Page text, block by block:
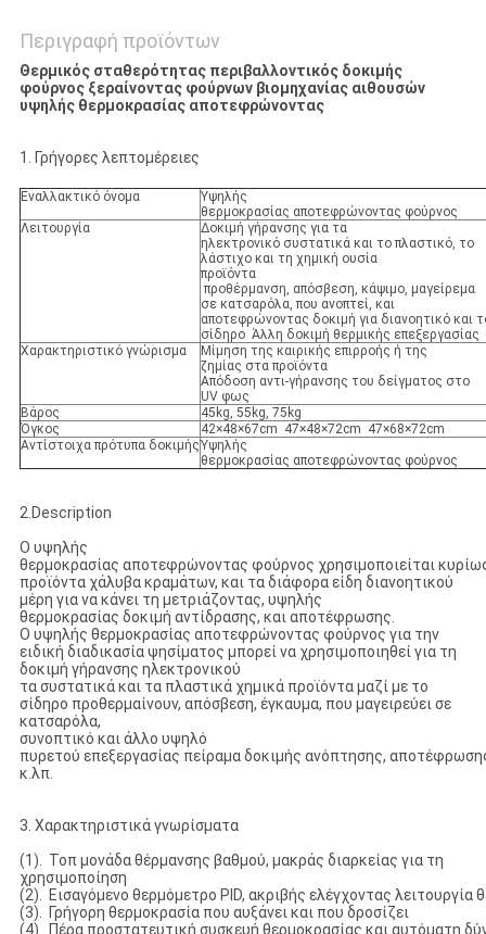
Περιγραφή προϊόντων
Θερμικός σταθερότητας περιβαλλοντικός δοκιμής
φούρνος ξεραίνοντας φούρνων βιομηχανίας αιθουσών
υψηλής θερμοκρασίας αποτεφρώνοντας
1. Γρήγορες λεπτομέρειες
Εναλλακτικό όνομα
Υψηλής
θερμοκρασίας αποτεφρώνοντας φούρνος
Λειτουργία
Δοκιμή γήρανσης για τα
ηλεκτρονικό συστατικά και το πλαστικό, το
λάστιχο και τη χημική ουσία
προϊόντα
προθέρμανση, απόσβεση, κάψιμο, μαγείρεμα
σε κατσαρόλα, που ανοπτεί, και
αποτεφρώνοντας δοκιμή για διανοητικό και
σίδηρο Άλλη δοκιμή θερμικής επεξεργασίας
Χαρακτηριστικό γνώρισμα
Μίμηση της καιρικής επιρροής ή της
ζημίας στα προϊόντα
Απόδοση αντι-γήρανσης του δείγματος στο
UV φως
Βάρος
45kg, 55kg, 75kg
Όγκος
42×48×67cm 47×48×72cm 47×68×72cm
Αντίστοιχα πρότυπα δοκιμήςΥψηλής
θερμοκρασίας αποτεφρώνοντας φούρνος
2.Description
Ο υψηλής
θερμοκρασίας αποτεφρώνοντας φούρνος χρησιμοποιείται
προϊόντα χάλυβα κραμάτων, και τα διάφορα είδη διανοητικού
μέρη για να κάνει τη μετριάζοντας, υψηλής
θερμοκρασίας δοκιμή αντίδρασης, και αποτέφρωσης.
Ο υψηλής θερμοκρασίας αποτεφρώνοντας φούρνος για την
ειδική διαδικασία ψησίματος μπορεί να χρησιμοποιηθεί για τη
δοκιμή γήρανσης ηλεκτρονικού
τα συστατικά και τα πλαστικά χημικά προϊόντα μαζί με το
σίδηρο προθερμαίνουν, απόσβεση, έγκαυμα, που μαγειρεύει σε
κατσαρόλα,
συνοπτικό και άλλο υψηλό
πυρετού επεξεργασίας πείραμα δοκιμής ανόπτησης,
κ.λπ.
3. Χαρακτηριστικά γνωρίσματα
(1). Τοπ μονάδα θέρμανσης βαθμού, μακράς διαρκείας για τη
χρησιμοποίηση
(2). Εισαγόμενο θερμόμετρο PID, ακριβής ελέγχοντας λειτουργία
(3). Γρήγορη θερμοκρασία που αυξάνει και που δροσίζει
(4). Πέρα προστατευτική συσκευή θερμοκρασίας και αυτόματη